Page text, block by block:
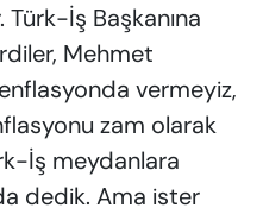
Türk-İş Başkanına
Mehmet
vermeyiz,
zam olarak
İş meydanlara
dedik. Ama ister